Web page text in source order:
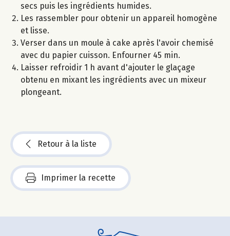
secs puis les ingrédients humides.
Les rassembler pour obtenir un appareil homogène
et lisse.
Verser dans un moule à cake après l'avoir chemisé
avec du papier cuisson. Enfourner 45 min.
Laisser refroidir 1 h avant d'ajouter le glaçage
obtenu en mixant les ingrédients avec un mixeur
plongeant.
Retour à la liste
Imprimer la recette